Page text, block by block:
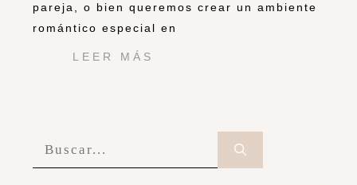
pareja, o bien queremos crear un ambiente
romántico especial en
LEER MÁS